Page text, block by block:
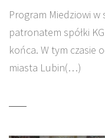
Program Miedziowi
patronatem spółki
końca. W tym czasie
miasta Lubin(…)